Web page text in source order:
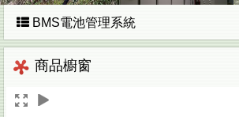
BMS電池管理系統
商品櫥窗